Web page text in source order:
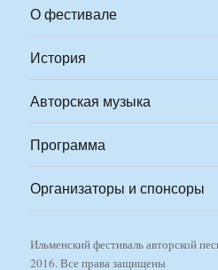
О фестивале
История
Авторская музыка
Программа
Организаторы и спонсоры
Ильменский фестиваль авторской
2016. Все права защищены